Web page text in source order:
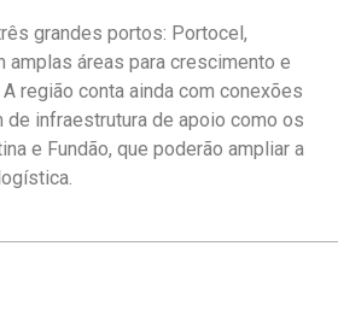
grandes portos: Portocel,
amplas áreas para crescimento e
região conta ainda com conexões
infraestrutura de apoio como os
e Fundão, que poderão ampliar a